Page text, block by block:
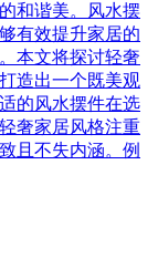
和谐美。风水摆
有效提升家居的
本文将探讨轻奢
造出一个既美观
的风水摆件在选
奢家居风格注重
且不失内涵。例